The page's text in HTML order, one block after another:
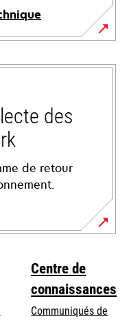
des
de retour
Centre de
connaissances
Communiqués de